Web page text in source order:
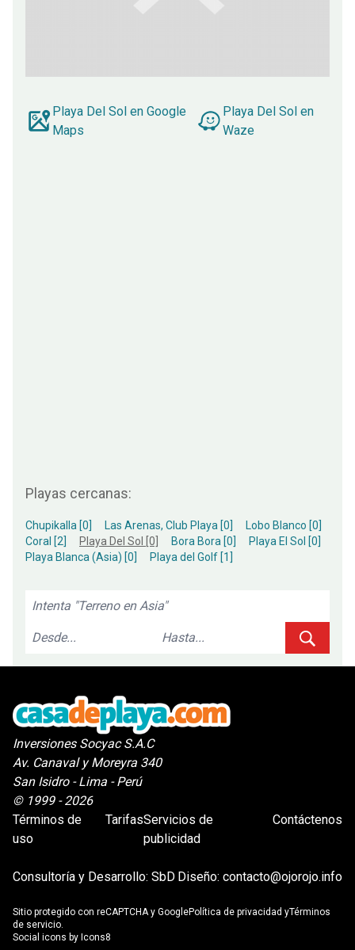
Playa Del Sol en Google
Maps
Playa Del Sol en
Waze
Playas cercanas:
Chupikalla [0] Las Arenas, Club Playa [0]
Lobo Blanco [0]
Coral [2]
Playa Del Sol [0] Bora Bora [0]
Playa El Sol [0]
Playa Blanca (Asia) [0]
Playa del Golf [1]
Inversiones Socyac S.A.C
Av. Canaval y Moreyra 340
San Isidro - Lima - Perú
© 1999 - 2026
Términos de
uso
TarifasServicios de
publicidad
Contáctenos
Consultoría y Desarrollo: SbD Diseño: contacto@ojorojo.info
Sitio protegido con reCAPTCHA y GooglePolítica de privacidad yTérminos
de servicio.
Social icons by Icons8